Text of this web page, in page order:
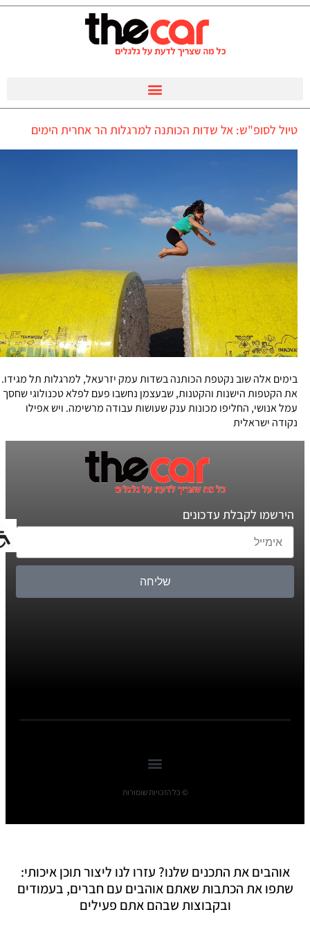
טיול לסופ"ש: אל שדות הכותנה למרגלות הר אחרית הימים
בימים אלה שוב נקטפת הכותנה בשדות עמק יזרעאל, למרגלות תל מגידו.
את הקטפות הישנות והקטנות, שבעצמן נחשבו פעם לפלא טכנולוגי שחסך
עמל אנושי, החליפו מכונות ענק שעושות עבודה מרשימה. ויש אפילו
נקודה ישראלית
הירשמו לקבלת עדכונים
שליחה
© כל הזכויות שומורות
אוהבים את התכנים שלנו? עזרו לנו ליצור תוכן איכותי:
שתפו את הכתבות שאתם אוהבים עם חברים, בעמודים
ובקבוצות שבהם אתם פעילים